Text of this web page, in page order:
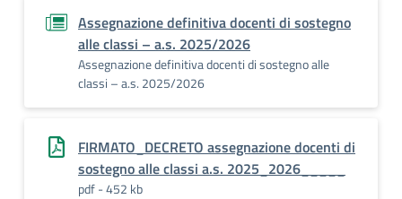
Assegnazione definitiva docenti di sostegno
alle classi – a.s. 2025/2026
Assegnazione definitiva docenti di sostegno alle
classi – a.s. 2025/2026
FIRMATO_DECRETO assegnazione docenti di
sostegno alle classi a.s. 2025_2026_____
pdf - 452 kb